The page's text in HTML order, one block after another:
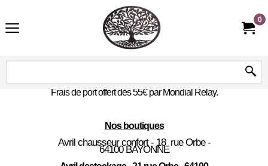
0
Frais de port offert dès 55€ par Mondial Relay.
Nos boutiques
Avril chausseur confort - 18 rue Orbe -
64100 BAYONNE